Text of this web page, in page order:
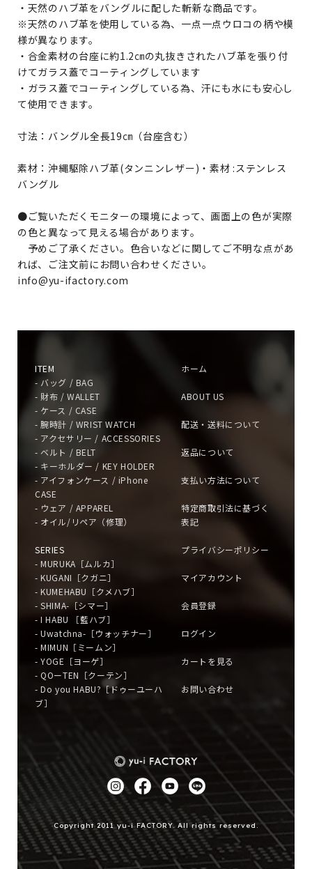
・天然のハブ革をバングルに配した斬新な商品です。
※天然のハブ革を使用している為、一点一点ウロコの柄や模
様が異なります。
・合金素材の台座に約1.2㎝の丸抜きされたハブ革を張り付
けてガラス蓋でコーティングしています
・ガラス蓋でコーティングしている為、汗にも水にも安心し
て使用できます。
寸法：バングル全長19㎝（台座含む）
素材：沖縄駆除ハブ革(タンニンレザー)・素材 :ステンレス
バングル
●ご覧いただくモニターの環境によって、画面上の色が実際
の色と異なって見える場合があります。
予めご了承ください。色合いなどに関してご不明な点があ
れば、ご注文前にお問い合わせください。
info@yu-ifactory.com
ITEM
- バッグ / BAG
- 財布 / WALLET
- ケース / CASE
- 腕時計 / WRIST WATCH
- アクセサリー / ACCESSORIES
- ベルト / BELT
- キーホルダー / KEY HOLDER
- アイフォンケース / iPhone
CASE
- ウェア / APPAREL
- オイル/リペア（修理）
SERIES
- MURUKA［ムルカ］
- KUGANI［クガニ］
- KUMEHABU［クメハブ］
- SHIMA-［シマー］
- I HABU ［藍ハブ］
- Uwatchna-［ウォッチナー］
- MIMUN［ミームン］
- YOGE［ヨーゲ］
- QOーTEN［クーテン］
- Do you HABU?［ドゥーユーハ
ブ］
ホーム
ABOUT US
配送・送料について
返品について
支払い方法について
特定商取引法に基づく
表記
プライバシーポリシー
マイアカウント
会員登録
ログイン
カートを見る
お問い合わせ
Copyright 2011 yu-i FACTORY. All rights reserved.